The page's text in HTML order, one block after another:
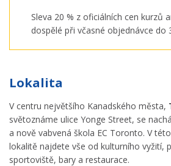
Sleva 20 % z oficiálních cen kurzů
dospělé při včasné objednávce do
Lokalita
V centru největšího Kanadského města,
světoznáme ulice Yonge Street, se
a nově vabvená škola EC Toronto. V
lokalitě najdete vše od kulturního vyžití,
sportoviště, bary a restaurace.